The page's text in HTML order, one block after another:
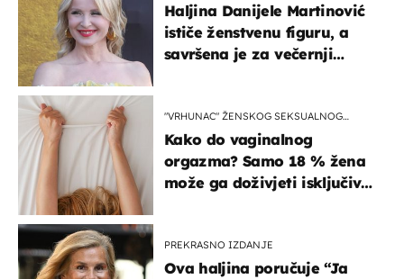
Haljina Danijele Martinović
ističe ženstvenu figuru, a
savršena je za večernji
"VRHUNAC" ŽENSKOG SEKSUALNOG
Kako do vaginalnog
orgazma? Samo 18 % žena
može ga doživjeti isključivo
PREKRASNO IZDANJE
Ova haljina poručuje “Ja